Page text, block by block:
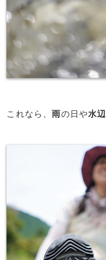
これなら、 雨の日や水辺